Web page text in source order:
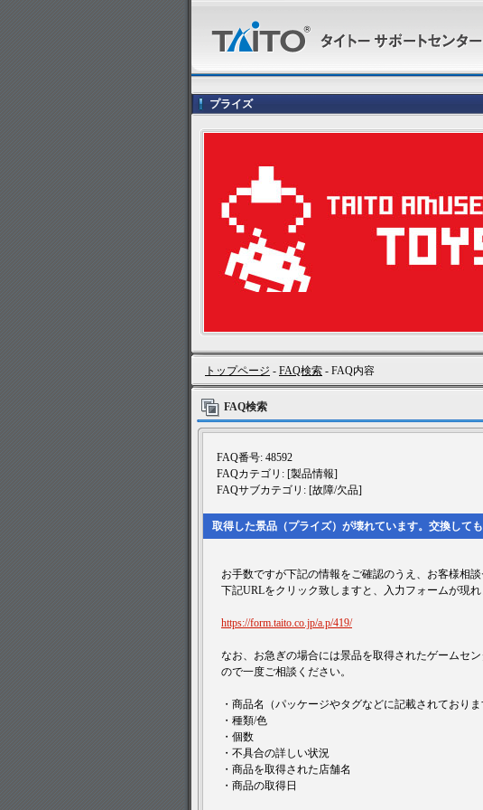
プライズ
トップページ - FAQ検索 - FAQ内容
FAQ検索
FAQ番号: 48592
FAQカテゴリ: [製品情報]
FAQサブカテゴリ: [故障/欠品]
取得した景品（プライズ）が壊れています。交換して
お手数ですが下記の情報をご確認のうえ、お客様相談
下記URLをクリック致しますと、入力フォームが現
https://form.taito.co.jp/a.p/419/
なお、お急ぎの場合には景品を取得されたゲームセ
ので一度ご相談ください。
・商品名（パッケージやタグなどに記載されておりま
・種類/色
・個数
・不具合の詳しい状況
・商品を取得された店舗名
・商品の取得日